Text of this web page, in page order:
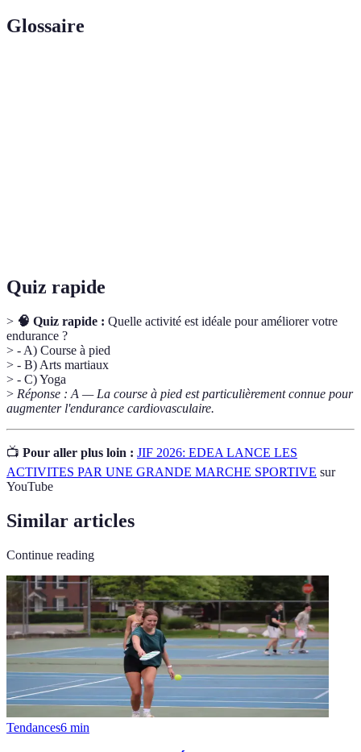
Glossaire
Quiz rapide
> 🧠 Quiz rapide : Quelle activité est idéale pour améliorer votre
endurance ?
> - A) Course à pied
> - B) Arts martiaux
> - C) Yoga
> Réponse : A — La course à pied est particulièrement connue pour
augmenter l'endurance cardiovasculaire.
📺 Pour aller plus loin : JIF 2026: EDEA LANCE LES
ACTIVITES PAR UNE GRANDE MARCHE SPORTIVE sur
YouTube
Similar articles
Continue reading
Tendances6 min